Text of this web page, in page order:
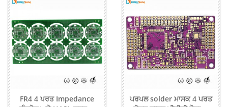
FR4 4 ਪਰਤ Impedance
ਪਰਪਲ solder ਮਾਸਕ 4 ਪਰਤ